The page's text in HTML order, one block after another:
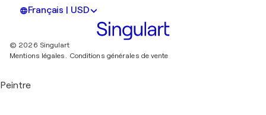
Français | USD
© 2026 Singulart
Mentions légales. Conditions générales de vente
Peintre